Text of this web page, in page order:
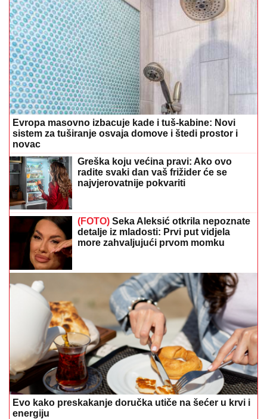
Evropa masovno izbacuje kade i tuš-kabine: Novi
sistem za tuširanje osvaja domove i štedi prostor i
novac
Greška koju većina pravi: Ako ovo
radite svaki dan vaš frižider će se
najvjerovatnije pokvariti
(FOTO) Seka Aleksić otkrila nepoznate
detalje iz mladosti: Prvi put vidjela
more zahvaljujući prvom momku
Evo kako preskakanje doručka utiče na šećer u krvi i
energiju